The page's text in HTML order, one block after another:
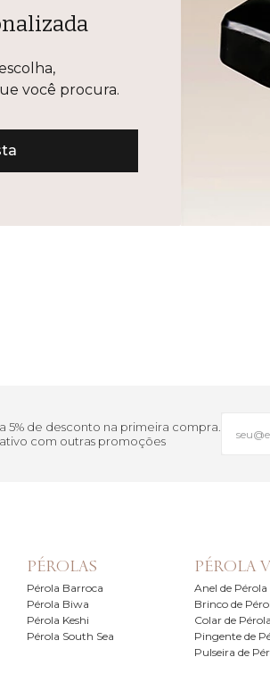
você procura.
de desconto na primeira compra.
com outras promoções
PÉROLAS
Pérola Barroca
Pérola Biwa
Pérola Keshi
Pérola South Sea
PÉROLA
Anel de Pérola
Brinco de
Colar de Pérola
Pingente de
Pulseira de